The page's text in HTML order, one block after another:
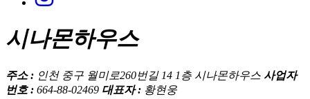
시나몬하우스
주소 : 인천 중구 월미로260번길 14 1층 시나몬하우스 사업자
번호 : 664-88-02469 대표자 : 황현웅